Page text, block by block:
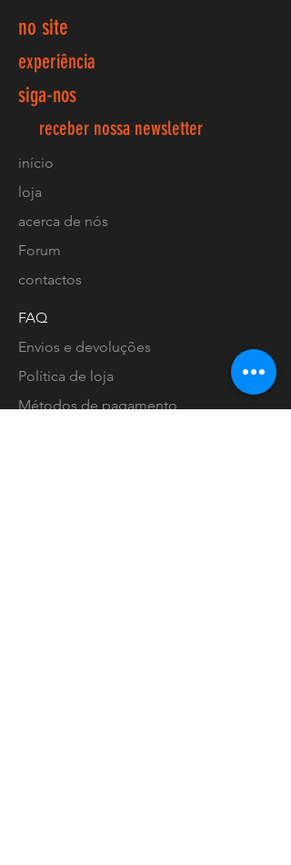
no site
experiência
siga-nos
receber nossa newsletter
início
loja
acerca de nós
Forum
contactos
FAQ
Envios e devoluções
Política de loja
Métodos de pagamento